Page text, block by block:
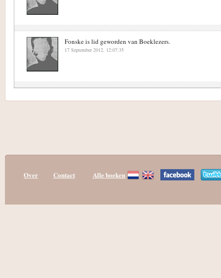
Fonske is lid geworden van Boeklezers.
17 September 2012, 12:07:35
Over Contact Alle boeken